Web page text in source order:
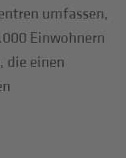
umfassen,
Einwohnern
die einen